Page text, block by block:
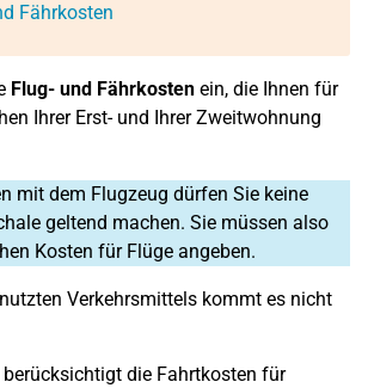
Fährkosten
Flug- und Fährkosten ein, die Ihnen für
Ihrer Erst- und Ihrer Zweitwohnung
mit dem Flugzeug dürfen Sie keine
geltend machen. Sie müssen also
Kosten für Flüge angeben.
Verkehrsmittels kommt es nicht
die Fahrtkosten für